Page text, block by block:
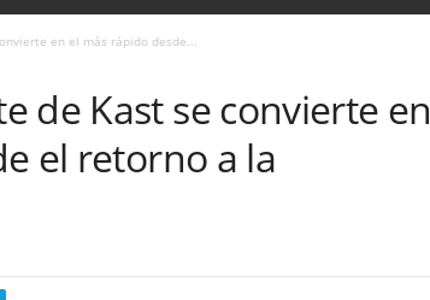
en el más rápido desde...
de Kast se convierte en
el retorno a la